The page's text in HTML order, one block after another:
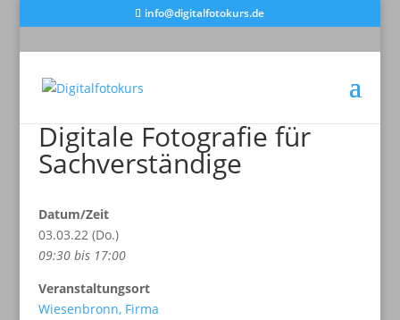
info@digitalfotokurs.de
Digitale Fotografie für
Sachverständige
Datum/Zeit
03.03.22 (Do.)
09:30 bis 17:00
Veranstaltungsort
Wiesenbronn, Firma